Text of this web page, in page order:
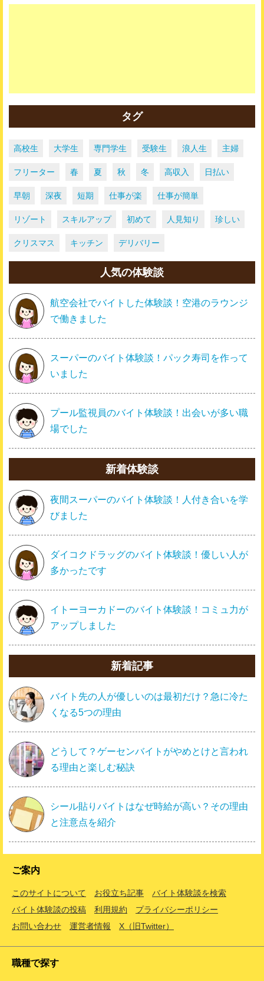
タグ
高校生 大学生 専門学生 受験生 浪人生 主婦
フリーター 春 夏 秋 冬 高収入 日払い
早朝 深夜 短期 仕事が楽 仕事が簡単
リゾート スキルアップ 初めて 人見知り 珍しい
クリスマス キッチン デリバリー
人気の体験談
航空会社でバイトした体験談！空港のラウンジ
で働きました
スーパーのバイト体験談！パック寿司を作って
いました
プール監視員のバイト体験談！出会いが多い職
場でした
新着体験談
夜間スーパーのバイト体験談！人付き合いを学
びました
ダイコクドラッグのバイト体験談！優しい人が
多かったです
イトーヨーカドーのバイト体験談！コミュ力が
アップしました
新着記事
バイト先の人が優しいのは最初だけ？急に冷た
くなる5つの理由
どうして？ゲーセンバイトがやめとけと言われ
る理由と楽しむ秘訣
シール貼りバイトはなぜ時給が高い？その理由
と注意点を紹介
ご案内
このサイトについて お役立ち記事
バイト体験談を検索
バイト体験談の投稿
利用規約
プライバシーポリシー
お問い合わせ
運営者情報 X（旧Twitter）
職種で探す